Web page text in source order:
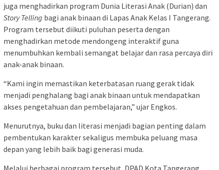
juga menghadirkan program Dunia Literasi Anak (Durian) dan
Story Telling bagi anak binaan di Lapas Anak Kelas I Tangerang.
Program tersebut diikuti puluhan peserta dengan
menghadirkan metode mendongeng interaktif guna
menumbuhkan kembali semangat belajar dan rasa percaya diri
anak-anak binaan.
“Kami ingin memastikan keterbatasan ruang gerak tidak
menjadi penghalang bagi anak binaan untuk mendapatkan
akses pengetahuan dan pembelajaran,” ujar Engkos.
Menurutnya, buku dan literasi menjadi bagian penting dalam
pembentukan karakter sekaligus membuka peluang masa
depan yang lebih baik bagi generasi muda.
Melalui berbagai program tersebut, DPAD Kota Tangerang